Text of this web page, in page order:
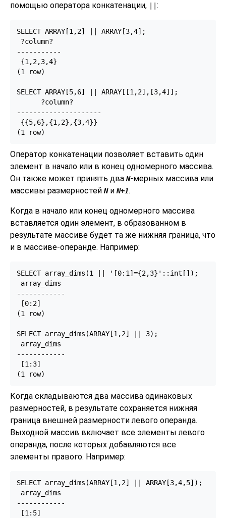
помощью оператора конкатенации,
:
SELECT ARRAY[1,2] || ARRAY[3,4];
?column?
-----------
{1,2,3,4}
(1 row)
SELECT ARRAY[5,6] || ARRAY[[1,2],[3,4]];
      ?column?
---------------------
{{5,6},{1,2},{3,4}}
(1 row)
Оператор конкатенации позволяет вставить один
элемент в начало или в конец одномерного массива.
Он также может принять два N-мерных массива или
массивы размерностей Nи N+1.
Когда в начало или конец одномерного массива
вставляется один элемент, в образованном в
результате массиве будет та же нижняя граница, что
и в массиве-операнде. Например:
SELECT array_dims(1 || '[0:1]={2,3}'::int[]);
array_dims
------------
[0:2]
(1 row)
SELECT array_dims(ARRAY[1,2] || 3);
array_dims
------------
[1:3]
(1 row)
Когда складываются два массива одинаковых
размерностей, в результате сохраняется нижняя
граница внешней размерности левого операнда.
Выходной массив включает все элементы левого
операнда, после которых добавляются все
элементы правого. Например:
SELECT array_dims(ARRAY[1,2] || ARRAY[3,4,5]);
array_dims
------------
[1:5]